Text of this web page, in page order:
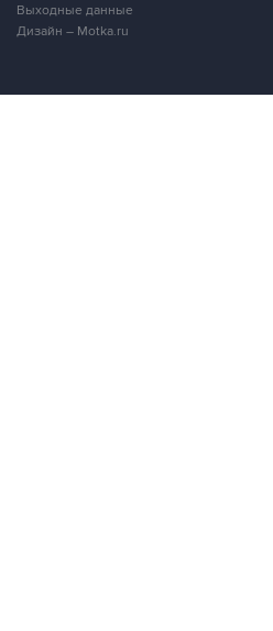
Выходные данные
Дизайн – Motka.ru